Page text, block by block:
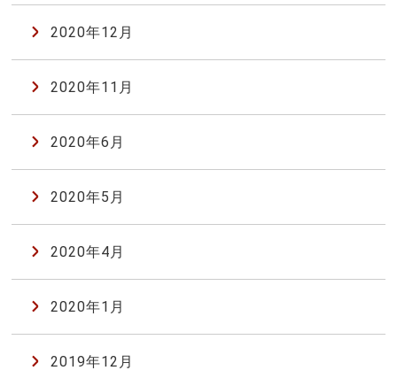
2020年12月
2020年11月
2020年6月
2020年5月
2020年4月
2020年1月
2019年12月